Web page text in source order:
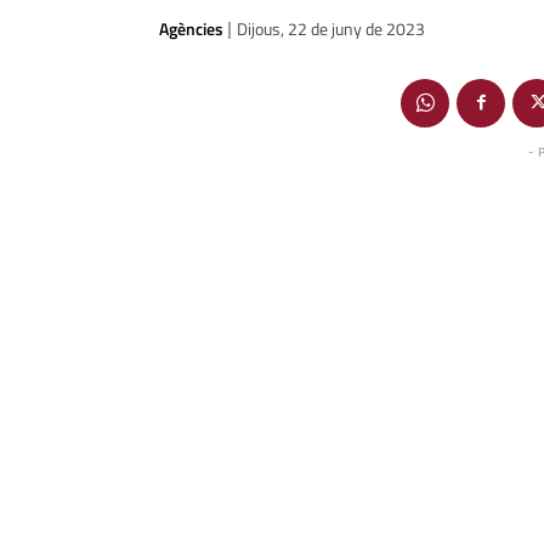
Agències | Dijous, 22 de juny de 2023
-